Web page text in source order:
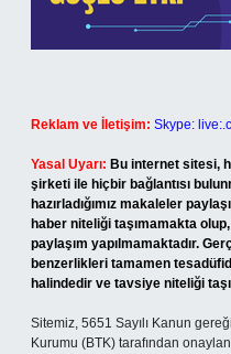
Reklam ve İletişim: Skype:
Yasal Uyarı: Bu internet sitesi,
şirketi ile hiçbir bağlantısı
hazırladığımız makaleler
haber niteliği taşımamakta
paylaşım yapılmamaktadır.
benzerlikleri tamamen
halindedir ve tavsiye niteliği
Sitemiz, 5651 Sayılı Kanun
Kurumu (BTK) tarafından